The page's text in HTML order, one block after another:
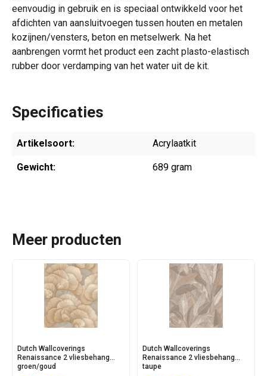
eenvoudig in gebruik en is speciaal ontwikkeld voor het
afdichten van aansluitvoegen tussen houten en metalen
kozijnen/vensters, beton en metselwerk. Na het
aanbrengen vormt het product een zacht plasto-elastisch
rubber door verdamping van het water uit de kit.
Specificaties
Artikelsoort: Acrylaatkit
Gewicht: 689 gram
Meer producten
Dutch Wallcoverings
Renaissance 2 vliesbehang
groen/goud
Dutch Wallcoverings
Renaissance 2 vliesbehang
taupe